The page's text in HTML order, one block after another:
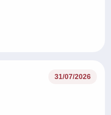
31/07/2026